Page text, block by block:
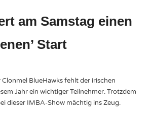
am Samstag einen
Start
BlueHawks fehlt der irischen
Jahr ein wichtiger Teilnehmer. Trotzdem
dieser IMBA-Show mächtig ins Zeug.